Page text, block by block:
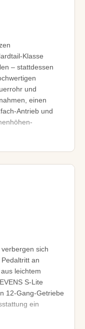
konischen
Antrieb
Klasse
– stattdessen
und
einen
Antrieb und
Modell Colorado
sorglos-
mit
Antrieb
sich
an
leichtem
S-Lite
12-Gang-Getriebe
ein
Agilität. Der Gates